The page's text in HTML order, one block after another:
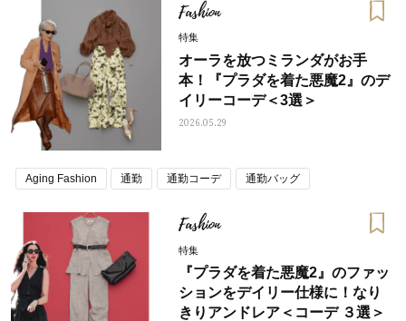
Fashion
特集
オーラを放つミランダがお手
本！『プラダを着た悪魔2』のデ
イリーコーデ＜3選＞
2026.05.29
Aging Fashion 通勤 通勤コーデ 通勤バッグ
Fashion
特集
『プラダを着た悪魔2』のファッ
ションをデイリー仕様に！なり
きりアンドレア＜コーデ ３選＞